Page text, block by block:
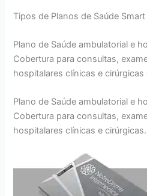
Tipos de Planos de Saúde Smart
Plano de Saúde ambulatorial e
Cobertura para consultas,
hospitalares clínicas e cirúrgicas
Plano de Saúde ambulatorial e
Cobertura para consultas,
hospitalares clínicas e cirúrgicas.